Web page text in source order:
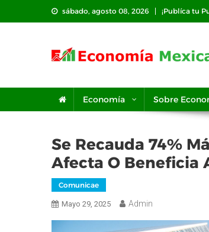
al
sábado, agosto 08, 2026 ¡Publíca tu
Economía Sobre
Se Recauda 74%
Afecta O Beneficia
Comunicae
Mayo 29, 2025 Admin